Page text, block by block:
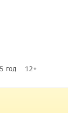
год 12+